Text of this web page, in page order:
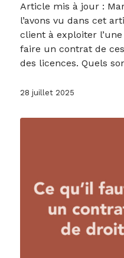
Article mis à jour :
l’avons vu dans cet
client à exploiter
faire un contrat de
des licences. Quels
28 juillet 2025